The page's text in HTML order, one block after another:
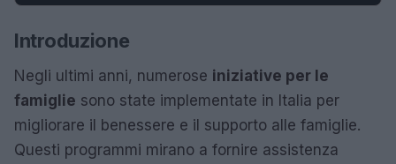
Introduzione
Negli ultimi anni, numerose iniziative per le
famiglie sono state implementate in Italia per
migliorare il benessere e il supporto alle famiglie.
Questi programmi mirano a fornire assistenza